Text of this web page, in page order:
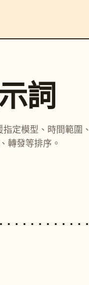
詞
定模型、時間範圍、
轉發等排序。